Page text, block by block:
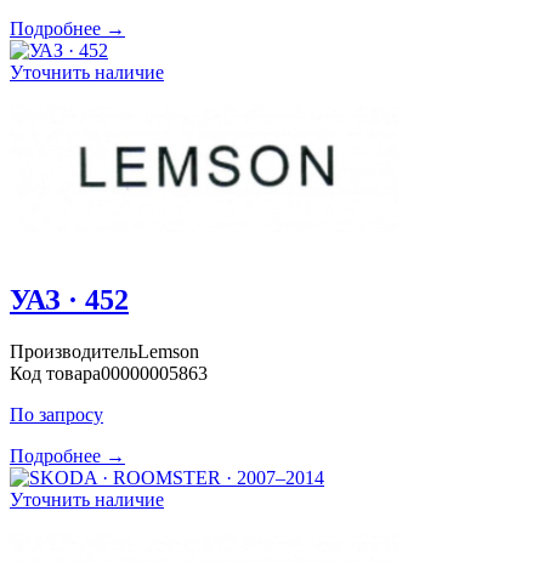
Подробнее →
Уточнить наличие
УАЗ · 452
ПроизводительLemson
Код товара00000005863
По запросу
Подробнее →
Уточнить наличие